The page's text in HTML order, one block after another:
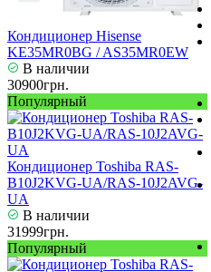
Кондиционер Hisense
KE35MR0BG / AS35MR0EW
В наличии
30900грн.
Популярный
Кондиционер Toshiba RAS-
B10J2KVG-UA/RAS-10J2AVG-
UA
В наличии
31999грн.
Популярный